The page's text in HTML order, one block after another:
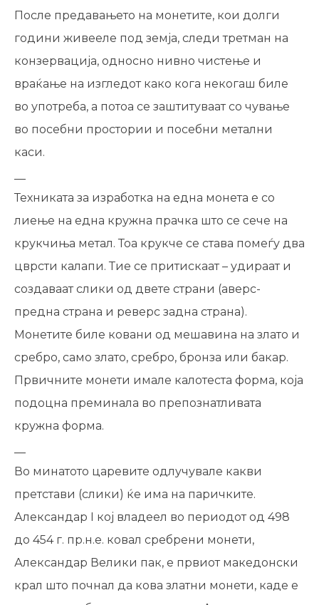
После предавањето на монетите, кои долги
години живееле под земја, следи третман на
конзервација, односно нивно чистење и
враќање на изгледот како кога некогаш биле
во употреба, а потоа се заштитуваат со чување
во посебни простории и посебни метални
каси.
Техниката за изработка на една монета е со
лиење на една кружна прачка што се сече на
крукчиња метал. Тоа крукче се става помеѓу два
цврсти калапи. Тие се притискаат – удираат и
создаваат слики од двете страни (аверс-
предна страна и реверс задна страна).
Монетите биле ковани од мешавина на злато и
сребро, само злато, сребро, бронза или бакар.
Првичните монети имале калотеста форма, која
подоцна преминала во препознатливата
кружна форма.
Во минатото царевите одлучувале какви
претстави (слики) ќе има на паричките.
Александар I кој владеел во периодот од 498
до 454 г. пр.н.е. ковал сребрени монети,
Александар Велики пак, е првиот македонски
крал што почнал да кова златни монети, каде е